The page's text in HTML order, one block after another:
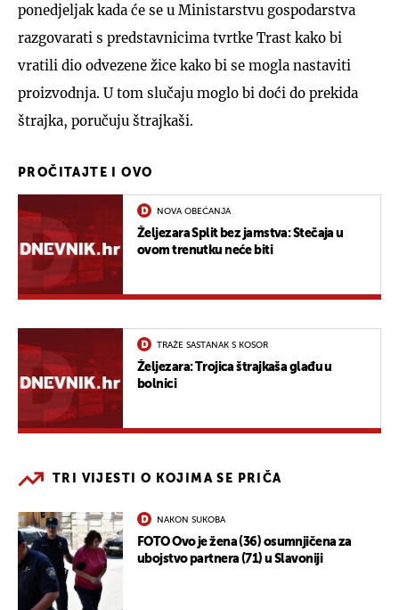
ponedjeljak kada će se u Ministarstvu gospodarstva
razgovarati s predstavnicima tvrtke Trast kako bi
vratili dio odvezene žice kako bi se mogla nastaviti
proizvodnja. U tom slučaju moglo bi doći do prekida
štrajka, poručuju štrajkaši.
PROČITAJTE I OVO
NOVA OBEĆANJA
Željezara Split bez jamstva: Stečaja u
ovom trenutku neće biti
TRAŽE SASTANAK S KOSOR
Željezara: Trojica štrajkaša glađu u
bolnici
TRI VIJESTI O KOJIMA SE PRIČA
NAKON SUKOBA
FOTO Ovo je žena (36) osumnjičena za
ubojstvo partnera (71) u Slavoniji